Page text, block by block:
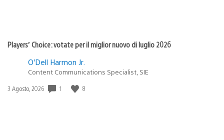
Players’ Choice: votate per il miglior nuovo di luglio 2026
O’Dell Harmon Jr.
Content Communications Specialist, SIE
Data
3 Agosto, 2026 1 8